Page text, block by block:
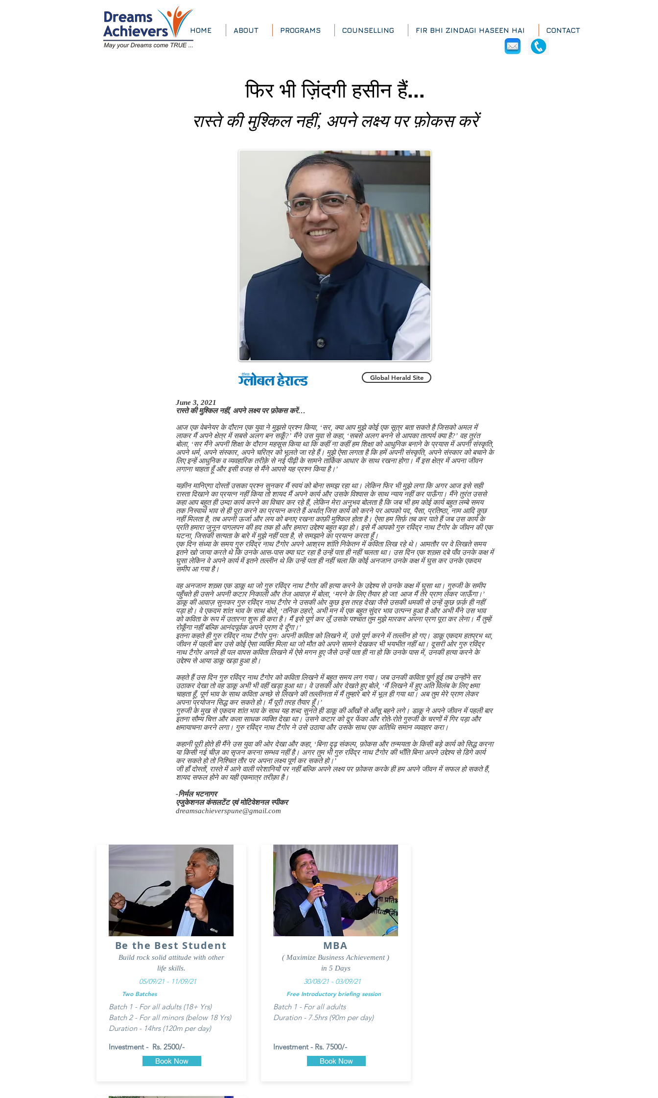
HOME ABOUT PROGRAMS COUNSELLING FIR BHI ZINDAGI HASEEN HAI CONTACT
फिर भी ज़िंदगी हसीन हैं...
रास्ते की मुश्किल नहीं, अपने लक्ष्य पर फ़ोकस करें
Global Herald Site
June 3, 2021
रास्ते की मुश्किल नहीं, अपने लक्ष्य पर फ़ोकस करें…
आज एक वेबनेयर के दौरान एक युवा ने मुझसे प्रश्न किया, ‘सर, क्या आप मुझे कोई एक सूत्र बता सकते है जिसको अमल में
लाकर मैं अपने क्षेत्र में सबसे अलग बन सकूँ?’ मैंने उस युवा से कहा, ‘सबसे अलग बनने से आपका तात्पर्य क्या है?’ वह तुरंत
बोला, ‘सर मैंने अपनी शिक्षा के दौरान महसूस किया था कि कहीं ना कहीं हम शिक्षा को आधुनिक बनाने के प्रयास में अपनी संस्कृति,
अपने धर्म, अपने संस्कार, अपने चरित्र को भूलते जा रहे हैं। मुझे ऐसा लगता है कि हमें अपनी संस्कृति, अपने संस्कार को बचाने के
लिए इन्हें आधुनिक व व्यवहारिक तरीक़े से नई पीढ़ी के सामने तार्किक आधार के साथ रखना होगा। मैं इस क्षेत्र में अपना जीवन
लगाना चाहता हूँ और इसी वजह से मैंने आपसे यह प्रश्न किया है।’
यक़ीन मानिएगा दोस्तों उसका प्रश्न सुनकर मैं स्वयं को बोना समझ रहा था। लेकिन फिर भी मुझे लगा कि अगर आज इसे सही
रास्ता दिखाने का प्रयत्न नहीं किया तो शायद मैं अपने कार्य और उसके विश्वास के साथ न्याय नहीं कर पाऊँगा। मैंने तुरंत उससे
कहा आप बहुत ही उम्दा कार्य करने का विचार कर रहे हैं, लेकिन मेरा अनुभव बोलता है कि जब भी हम कोई कार्य बहुत लम्बे समय
तक निस्वार्थ भाव से ही पूरा करने का प्रयत्न करते हैं अर्थात् जिस कार्य को करने पर आपको पद, पैसा, प्रतिष्ठा, नाम आदि कुछ
नहीं मिलता है, तब अपनी ऊर्जा और लय को बनाए रखना काफ़ी मुश्किल होता है। ऐसा हम सिर्फ़ तब कर पाते हैं जब उस कार्य के
प्रति हमारा जुनून पागलपन की हद तक हो और हमारा उद्देश्य बहुत बड़ा हो। इसे मैं आपको गुरु रविंद्र नाथ टैगोर के जीवन की एक
घटना, जिसकी सत्यता के बारे में मुझे नहीं पता है, से समझाने का प्रयत्न करता हूँ।
एक दिन संध्या के समय गुरु रविंद्र नाथ टैगोर अपने आश्रम शांति निकेतन में कविता लिख रहे थे। आमतौर पर वे लिखते समय
इतने खो जाया करते थे कि उनके आस-पास क्या घट रहा है उन्हें पता ही नहीं चलता था। उस दिन एक शख़्स दबे पाँव उनके कक्ष में
घुसा लेकिन वे अपने कार्य में इतने तल्लीन थे कि उन्हें पता ही नहीं चला कि कोई अनजान उनके कक्ष में घुस कर उनके एकदम
समीप आ गया है।
वह अनजान शख़्स एक डाकू था जो गुरु रविंद्र नाथ टैगोर की हत्या करने के उद्देश्य से उनके कक्ष में घुसा था। गुरुजी के समीप
पहुँचते ही उसने अपनी कटार निकाली और तेज आवाज़ में बोला, ‘मरने के लिए तैयार हो जा! आज मैं तेरे प्राण लेकर जाऊँगा।’
डाकू की आवाज़ सुनकर गुरु रविंद्र नाथ टैगोर ने उसकी ओर कुछ इस तरह देखा जैसे उसकी धमकी से उन्हें कुछ फ़र्क़ ही नहीं
पड़ा हो। वे एकदम शांत भाव के साथ बोले, ‘तनिक ठहरो, अभी मन में एक बहुत सुंदर भाव उत्पन्न हुआ है और अभी मैंने उस भाव
को कविता के रूप में उतारना शुरू ही करा है। मैं इसे पूर्ण कर लूँ उसके पश्चात तुम मुझे मारकर अपना प्रण पूरा कर लेना। मैं तुम्हें
रोकूँगा नहीं बल्कि आनंदपूर्वक अपने प्राण दे दूँगा।’
इतना कहते ही गुरु रविंद्र नाथ टैगोर पुनः अपनी कविता को लिखने में, उसे पूर्ण करने में तल्लीन हो गए। डाकू एकदम हतप्रभ था,
जीवन में पहली बार उसे कोई ऐसा व्यक्ति मिला था जो मौत को अपने सामने देखकर भी भयभीत नहीं था। दूसरी ओर गुरु रविंद्र
नाथ टैगोर अगले ही पल वापस कविता लिखने में ऐसे मगन हुए जैसे उन्हें पता ही ना हो कि उनके पास में, उनकी हत्या करने के
उद्देश्य से आया डाकू खड़ा हुआ हो।
कहते हैं उस दिन गुरु रविंद्र नाथ टैगोर को कविता लिखने में बहुत समय लग गया। जब उनकी कविता पूर्ण हुई तब उन्होंने सर
उठाकर देखा तो वह डाकू अभी भी वहीं खड़ा हुआ था। वे उसकी ओर देखते हुए बोले, ‘मैं लिखने में हुए अति विलंब के लिए क्षमा
चाहता हूँ, पूर्ण भाव के साथ कविता अच्छे से लिखने की तल्लीनता में मैं तुम्हारे बारे में भूल ही गया था। अब तुम मेरे प्राण लेकर
अपना प्रयोजन सिद्ध कर सकते हो। मैं पूरी तरह तैयार हूँ।’
गुरुजी के मुख से एकदम शांत भाव के साथ यह शब्द सुनते ही डाकू की आँखों से आँसू बहने लगे। डाकू ने अपने जीवन में पहली बार
इतना सौम्य चित्त और कला साधक व्यक्ति देखा था। उसने कटार को दूर फेंका और रोते-रोते गुरुजी के चरणों में गिर पड़ा और
क्षमायाचना करने लगा। गुरु रविंद्र नाथ टैगोर ने उसे उठाया और उसके साथ एक अतिथि समान व्यवहार करा।
कहानी पूरी होते ही मैंने उस युवा की ओर देखा और कहा, ‘बिना दृढ़ संकल्प, फ़ोकस और तन्मयता के किसी बड़े कार्य को सिद्ध करना
या किसी नई चीज़ का सृजन करना सम्भव नहीं है। अगर तुम भी गुरु रविंद्र नाथ टैगोर की भाँति बिना अपने उद्देश्य से डिगे कार्य
कर सकते हो तो निश्चित तौर पर अपना लक्ष्य पूर्ण कर सकते हो।’
जी हाँ दोस्तों, रास्ते में आने वाली परेशानियों पर नहीं बल्कि अपने लक्ष्य पर फ़ोकस करके ही हम अपने जीवन में सफल हो सकते हैं,
शायद सफल होने का यही एकमात्र तरीक़ा है।
-निर्मल भटनागर
एजुकेशनल कंसलटेंट एवं मोटिवेशनल स्पीकर
dreamsachieverspune@gmail.com
Be the Best Student
Build rock solid attitude with other
life skills.
05/09/21 - 11/09/21
Two Batches
Batch 1 - For all adults (18+ Yrs)
Batch 2 - For all minors (below 18 Yrs)
Duration - 14hrs (120m per day)
Investment - Rs. 2500/-
Book Now
MBA
( Maximize Business Achievement )
in 5 Days
30/08/21 - 03/09/21
Free Introductory briefing session
Batch 1 - For all adults
Duration - 7.5hrs (90m per day)
Investment - Rs. 7500/-
Book Now